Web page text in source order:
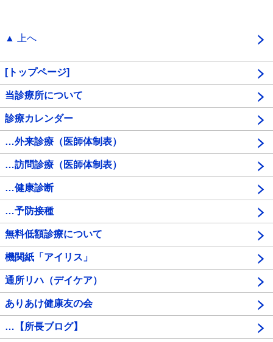
▲ 上へ
[トップページ]
当診療所について
診療カレンダー
…外来診療（医師体制表）
…訪問診療（医師体制表）
…健康診断
…予防接種
無料低額診療について
機関紙「アイリス」
通所リハ（デイケア）
ありあけ健康友の会
…【所長ブログ】